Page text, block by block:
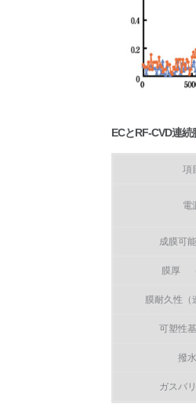
ECとRF-CVD連
項
電
成膜可
膜厚
膜耐久性（
可塑性
撥
ガスバ